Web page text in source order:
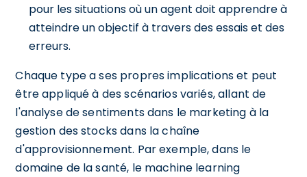
pour les situations où un agent doit apprendre à
atteindre un objectif à travers des essais et des
erreurs.
Chaque type a ses propres implications et peut
être appliqué à des scénarios variés, allant de
l'analyse de sentiments dans le marketing à la
gestion des stocks dans la chaîne
d'approvisionnement. Par exemple, dans le
domaine de la santé, le machine learning